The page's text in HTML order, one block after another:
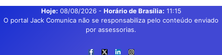
Hoje: 08/08/2026- Horário de Brasília: 11:15
O portal Jack Comunica não se responsabiliza pelo conteúdo enviado
por assessorias.